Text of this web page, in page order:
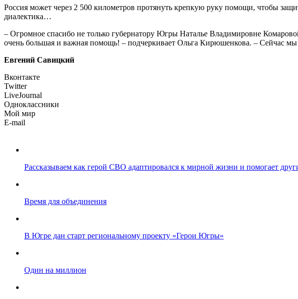
Россия может через 2 500 километров протянуть крепкую руку помощи, чтобы
диалектика…
– Огромное спасибо не только губернатору Югры Наталье Владимировне
очень большая и важная помощь! – подчеркивает Ольга Кирюшенкова. – Сейчас
Евгений Савицкий
Вконтакте
Twitter
LiveJournal
Одноклассники
Мой мир
E-mail
Рассказываем как герой СВО адаптировался к мирной жизни и помогает
Время для объединения
В Югре дан старт региональному проекту «Герои Югры»
Один на миллион